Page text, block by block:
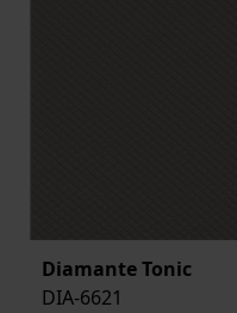
Diamante Tonic
DIA-6621